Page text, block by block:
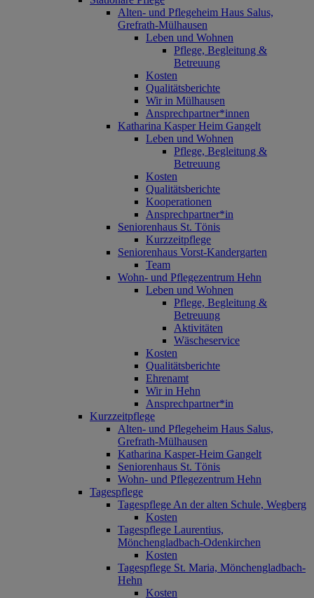
Alten- und Pflegeheim Haus Salus,
Grefrath-Mülhausen
Leben und Wohnen
Pflege, Begleitung &
Betreuung
Kosten
Qualitätsberichte
Wir in Mülhausen
Ansprechpartner*innen
Katharina Kasper Heim Gangelt
Leben und Wohnen
Pflege, Begleitung &
Betreuung
Kosten
Qualitätsberichte
Kooperationen
Ansprechpartner*in
Seniorenhaus St. Tönis
Kurzzeitpflege
Seniorenhaus Vorst-Kandergarten
Team
Wohn- und Pflegezentrum Hehn
Leben und Wohnen
Pflege, Begleitung &
Betreuung
Aktivitäten
Wäscheservice
Kosten
Qualitätsberichte
Ehrenamt
Wir in Hehn
Ansprechpartner*in
Kurzzeitpflege
Alten- und Pflegeheim Haus Salus,
Grefrath-Mülhausen
Katharina Kasper-Heim Gangelt
Seniorenhaus St. Tönis
Wohn- und Pflegezentrum Hehn
Tagespflege
Tagespflege An der alten Schule, Wegberg
Kosten
Tagespflege Laurentius,
Mönchengladbach-Odenkirchen
Kosten
Tagespflege St. Maria, Mönchengladbach-
Hehn
Kosten